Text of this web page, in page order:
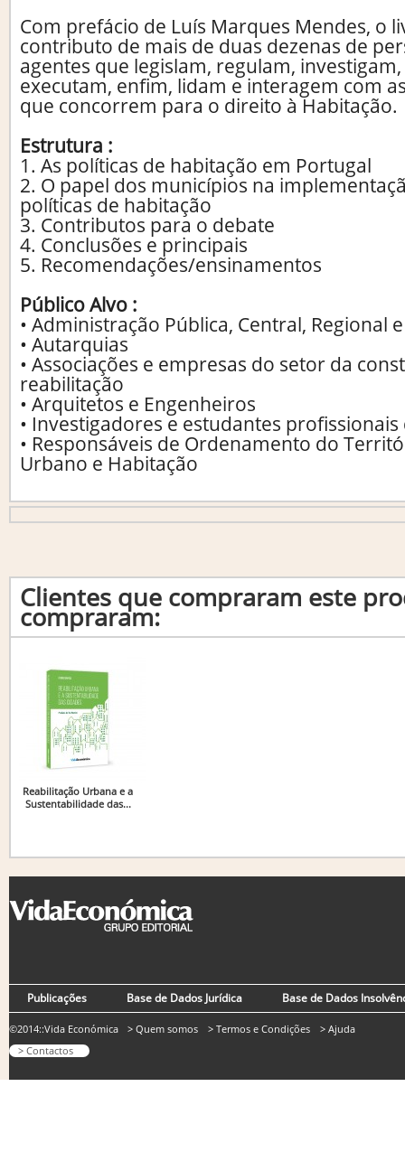
Com prefácio de Luís Marques Mendes, o
contributo de mais de duas dezenas de
agentes que legislam, regulam,
executam, enfim, lidam e interagem com
que concorrem para o direito à Habitação.
Estrutura :
1. As políticas de habitação em Portugal
2. O papel dos municípios na
políticas de habitação
3. Contributos para o debate
4. Conclusões e principais
5. Recomendações/ensinamentos
Público Alvo :
• Administração Pública, Central, Regional
• Autarquias
• Associações e empresas do setor da
reabilitação
• Arquitetos e Engenheiros
• Investigadores e estudantes
• Responsáveis de Ordenamento do
Urbano e Habitação
Clientes que compraram este
compraram:
Reabilitação Urbana e a
Sustentabilidade das...
Publicações Base de Dados Jurídica Base de Dados
©2014::Vida Económica
> Contactos
> Quem somos > Termos e Condições > Ajuda